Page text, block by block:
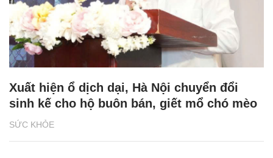
SỨC KHỎE
Xuất hiện ổ dịch dại, Hà Nội chuyển đổi
sinh kế cho hộ buôn bán, giết mổ chó mèo